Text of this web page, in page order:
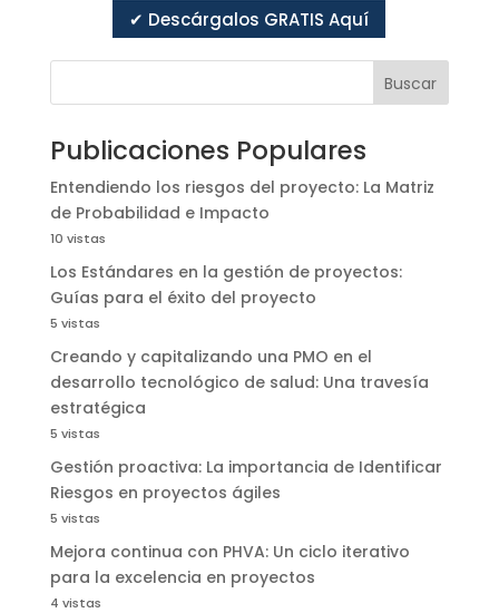
✔ Descárgalos GRATIS Aquí
Buscar
Publicaciones Populares
Entendiendo los riesgos del proyecto: La Matriz
de Probabilidad e Impacto
10 vistas
Los Estándares en la gestión de proyectos:
Guías para el éxito del proyecto
5 vistas
Creando y capitalizando una PMO en el
desarrollo tecnológico de salud: Una travesía
estratégica
5 vistas
Gestión proactiva: La importancia de Identificar
Riesgos en proyectos ágiles
5 vistas
Mejora continua con PHVA: Un ciclo iterativo
para la excelencia en proyectos
4 vistas